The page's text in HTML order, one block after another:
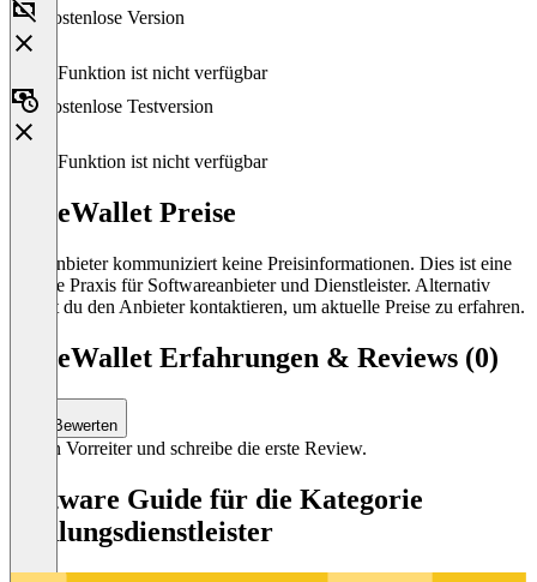
Kostenlose Version
Diese Funktion ist nicht verfügbar
Kostenlose Testversion
Diese Funktion ist nicht verfügbar
CoreWallet Preise
Der Anbieter kommuniziert keine Preisinformationen. Dies ist eine
übliche Praxis für Softwareanbieter und Dienstleister. Alternativ
kannst du den Anbieter kontaktieren, um aktuelle Preise zu erfahren.
CoreWallet Erfahrungen & Reviews (0)
Bewerten
Sei ein Vorreiter und schreibe die erste Review.
Software Guide für die Kategorie
Zahlungsdienstleister